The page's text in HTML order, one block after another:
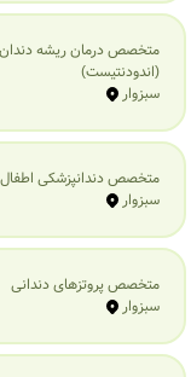
متخصص درمان ریشه دندان
(اندودنتیست)
سبزوار
متخصص دندانپزشکی اطفال
سبزوار
متخصص پروتزهای دندانی
سبزوار